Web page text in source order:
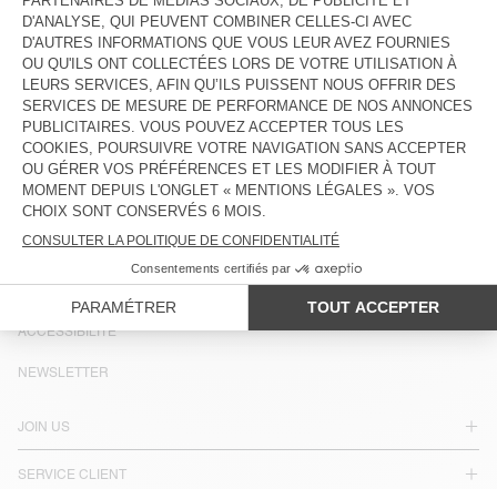
Samedi
10:30 - 19:30
Dimanche
13:00 - 19:00
CONTACT
Tél. :(+33) 01 42 77 98 73
E-mail :contact@americanvintage-store.com
FRANCE
LANGUE :
ACCESSIBILITÉ
JOIN US
SERVICE CLIENT
NEWSLETTER